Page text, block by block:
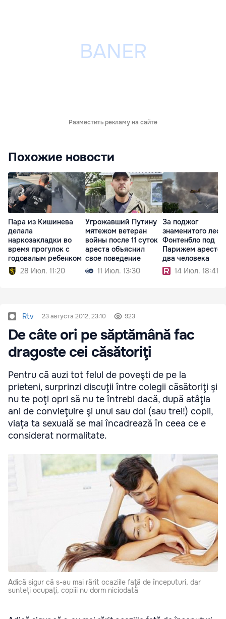
Разместить рекламу на сайте
Похожие новости
Пара из Кишинева
делала
наркозакладки во
время прогулок с
годовалым ребенком
28 Июл. 11:20
Угрожавший Путину
мятежом ветеран
войны после 11 суток
ареста объяснил
свое поведение
11 Июл. 13:30
За поджог
знаменитого леса
Фонтенбло под
Парижем
два человека
14 Июл. 18:41
Rtv 23 августа 2012, 23:10 923
De câte ori pe săptămână fac
dragoste cei căsătoriţi
Pentru că auzi tot felul de poveşti de pe la
prieteni, surprinzi discuţii între colegii căsătoriţi şi
nu te poţi opri să nu te întrebi dacă, după atâţia
ani de convieţuire şi unul sau doi (sau trei!) copii,
viaţa ta sexuală se mai încadrează în ceea ce e
considerat normalitate.
Adică sigur că s-au mai rărit ocaziile faţă de începuturi, dar
sunteţi ocupaţi, copiii nu dorm niciodată